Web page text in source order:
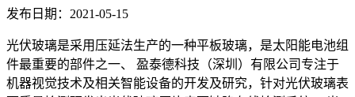
发布日期：2021-05-15
光伏玻璃是采用压延法生产的一种平板玻璃，是太阳能电池组
件最重要的部件之一、 盈泰德科技（深圳）有限公司专注于
机器视觉技术及相关智能设备的开发及研究，针对光伏玻璃表